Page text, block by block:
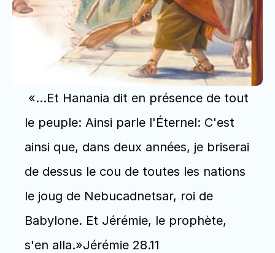
le peuple: Ainsi parle l'Éternel: C'est
ainsi que, dans deux années, je briserai
de dessus le cou de toutes les nations
le joug de Nebucadnetsar, roi de
Babylone. Et Jérémie, le prophète,
s'en alla.»Jérémie 28.11